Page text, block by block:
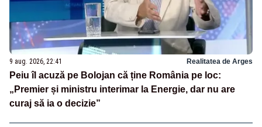
9 aug. 2026, 22:41 Realitatea de Arges
Peiu îl acuză pe Bolojan că ține România pe loc:
„Premier și ministru interimar la Energie, dar nu are
curaj să ia o decizie”